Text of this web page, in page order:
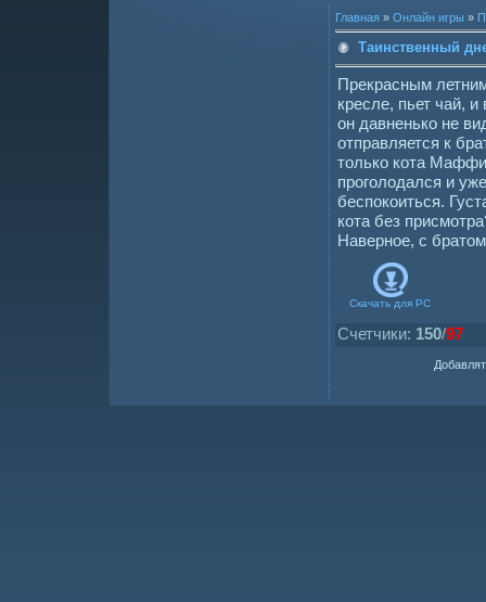
Главная » Онлайн игры »
Таинственный
Прекрасным
кресле, пьет чай, и
он давненько не
отправляется к
только кота
проголодался и
беспокоиться.
кота без
Наверное, с
Скачать для PC
Счетчики: 150/97